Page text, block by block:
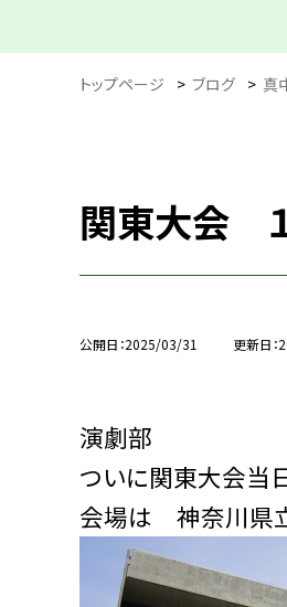
トップページ > ブログ > 真
関東大会
公開日 2025/03/31 更新日
演劇部
ついに関東大会当日
会場は 神奈川県